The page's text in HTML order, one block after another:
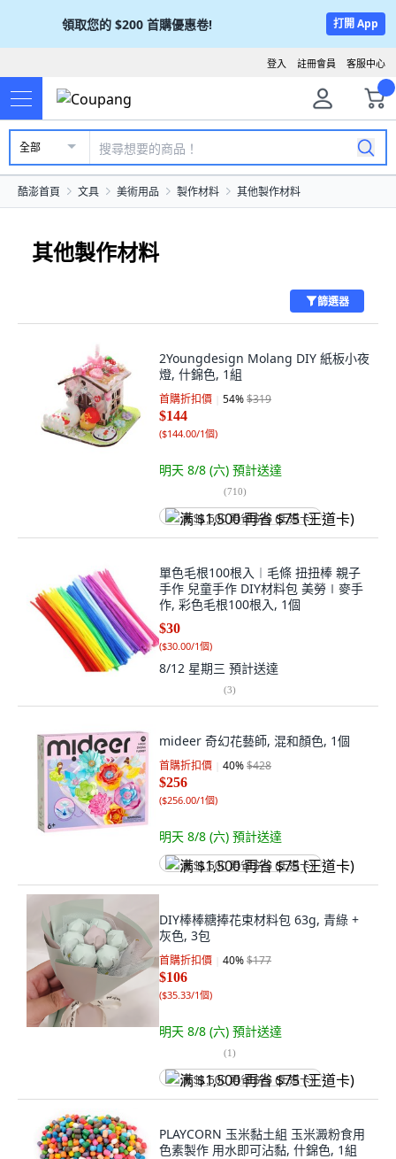
領取您的 $200 首購優惠卷! 打開 App
客服中心
註冊會員
登入
全部
酷澎首頁 文具 美術用品 製作材料 其他製作材料
其他製作材料
篩選器
2Youngdesign Molang DIY 紙板小夜
燈, 什錦色, 1組
首購折扣價 54%$319
$144
($144.00/1個)
明天 8/8 (六) 預計送達
(710)
满 $1,500 再省 $75 (王道卡)
單色毛根100根入︱毛條 扭扭棒 親子
手作 兒童手作 DIY材料包 美勞∣麥手
作, 彩色毛根100根入, 1個
$30
($30.00/1個)
8/12 星期三 預計送達
(3)
mideer 奇幻花藝師, 混和顏色, 1個
首購折扣價 40%$428
$256
($256.00/1個)
明天 8/8 (六) 預計送達
满 $1,500 再省 $75 (王道卡)
DIY棒棒糖捧花束材料包 63g, 青綠 +
灰色, 3包
首購折扣價 40%$177
$106
($35.33/1個)
明天 8/8 (六) 預計送達
(1)
满 $1,500 再省 $75 (王道卡)
PLAYCORN 玉米黏土組 玉米澱粉食用
色素製作 用水即可沾黏, 什錦色, 1組